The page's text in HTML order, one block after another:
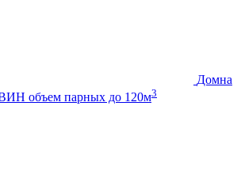
Домна
объем парных до 120м3